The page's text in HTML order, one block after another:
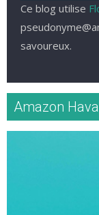
Ce blog utilise
savoureux.
Amazon